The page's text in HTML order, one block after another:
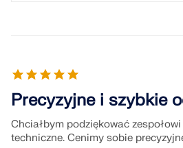
Precyzyjne i szybkie
Chciałbym podziękować
techniczne. Cenimy sobie